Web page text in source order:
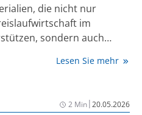
die nicht nur
im
sondern auch
zeigen.
Lesen Sie mehr
2 Min|20.05.2026